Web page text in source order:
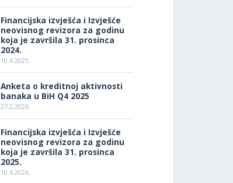
Financijska izvješća i Izvješće
neovisnog revizora za godinu
koja je završila 31. prosinca
2024.
10.4.2025.
Anketa o kreditnoj aktivnosti
banaka u BiH Q4 2025
27.2.2026.
Financijska izvješća i Izvješće
neovisnog revizora za godinu
koja je završila 31. prosinca
2025.
10.4.2026.